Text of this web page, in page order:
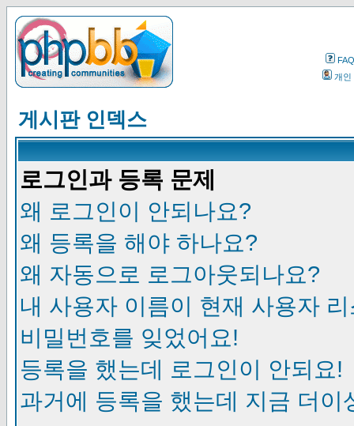
FAQ
개인
게시판 인덱스
로그인과 등록 문제
왜 로그인이 안되나요?
왜 등록을 해야 하나요?
왜 자동으로 로그아웃되나요?
내 사용자 이름이 현재 사용자
비밀번호를 잊었어요!
등록을 했는데 로그인이 안되요!
과거에 등록을 했는데 지금 더이